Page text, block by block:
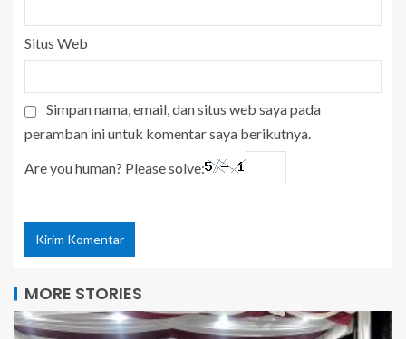
Situs Web
Simpan nama, email, dan situs web saya pada
peramban ini untuk komentar saya berikutnya.
Are you human? Please solve:
MORE STORIES